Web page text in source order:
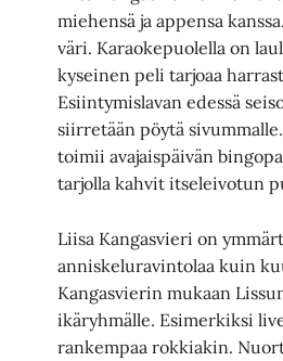
miehensä ja appensa
väri. Karaokepuolella on
kyseinen peli tarjoaa
Esiintymislavan edessä
siirretään pöytä
toimii avajaispäivän
tarjolla kahvit itseleivotun
Liisa Kangasvieri on
anniskeluravintolaa kuin
Kangasvierin mukaan
ikäryhmälle. Esimerkiksi
rankempaa rokkiakin.